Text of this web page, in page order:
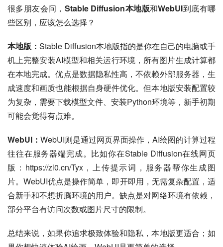
很多朋友会问， Stable Diffusion本地版和WebUI到底有哪
些区别，应该怎么选择？
本地版： Stable Diffusion本地版指的是你在自己的电脑或手
机上完整安装AI模型和相关运行环境，所有图片生成计算都
在本地完成。优点是数据隐私性高，不依赖外部服务器，生
成速度和画质也能根据自身硬件优化。但本地版安装配置较
为复杂，需要下载模型文件、安装Python环境等，新手初期
可能会觉得有点难。
WebUI： WebUI则是通过网页界面操作，AI绘图的计算过程
往往在服务器端完成。比如你在Stable Diffusion在线网页
版：https://zl0.cn/Tyx，上传提示词，服务器帮你生成图
片。WebUI优点是操作简单，即开即用，无需复杂配置，适
合新手和不想折腾环境的用户。缺点是对网络环境有依赖，
部分平台有访问次数或图片尺寸的限制。
总结来说，如果你追求极致体验和隐私，本地版更适合；如